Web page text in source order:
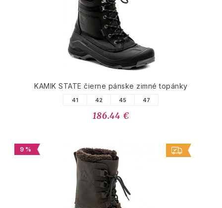
KAMIK STATE čierne pánske zimné topánky
41 42 45 47
186.44 €
9 %